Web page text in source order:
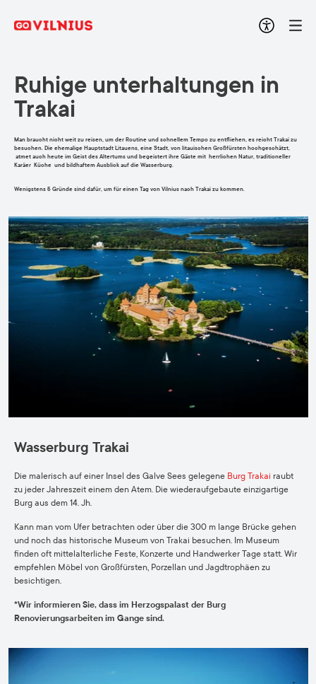
Ruhige unterhaltungen in
Trakai
Man braucht nicht weit zu reisen, um der Routine und schnellem Tempo zu entfliehen, es reicht Trakai zu
besuchen. Die ehemalige Hauptstadt Litauens, eine Stadt, von litauischen Großfürsten hochgeschätzt,
atmet auch heute im Geist des Altertums und begeistert ihre Gäste mit herrlichen Natur, traditioneller
Karäer Küche und bildhaftem Ausblick auf die Wasserburg.
Wenigstens 5 Gründe sind dafür, um für einen Tag von Vilnius nach Trakai zu kommen.
Wasserburg Trakai
Die malerisch auf einer Insel des Galve Sees gelegene Burg Trakai raubt
zu jeder Jahreszeit einem den Atem. Die wiederaufgebaute einzigartige
Burg aus dem 14. Jh.
Kann man vom Ufer betrachten oder über die 300 m lange Brücke gehen
und noch das historische Museum von Trakai besuchen. Im Museum
finden oft mittelalterliche Feste, Konzerte und Handwerker Tage statt. Wir
empfehlen Möbel von Großfürsten, Porzellan und Jagdtrophäen zu
besichtigen.
*Wir informieren Sie, dass im Herzogspalast der Burg
Renovierungsarbeiten im Gange sind.